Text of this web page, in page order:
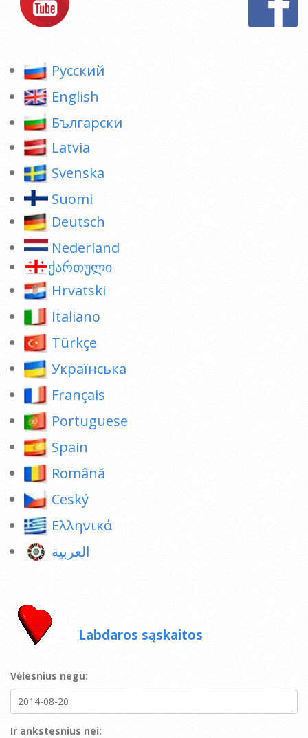
Pусский
English
Български
Latvia
Svenska
Suomi
Deutsch
Nederland
ქართული
Hrvatski
Italiano
Türkçe
Українська
Français
Portuguese
Spain
Română
Ceský
Ελληνικά
العربية
Labdaros sąskaitos
Vėlesnius negu:
Ir ankstesnius nei: